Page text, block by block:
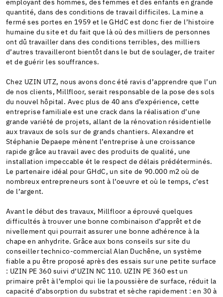
employant des hommes, des femmes et des enfants en grande
quantité, dans des conditions de travail difficiles. La mine a
fermé ses portes en 1959 et le GHdC est donc fier de l’histoire
humaine du site et du fait que là où des milliers de personnes
ont dû travailler dans des conditions terribles, des milliers
d’autres travailleront bientôt dans le but de soulager, de traiter
et de guérir les souffrances.
Chez UZIN UTZ, nous avons donc été ravis d’apprendre que l’un
de nos clients, Millfloor, serait responsable de la pose des sols
du nouvel hôpital. Avec plus de 40 ans d’expérience, cette
entreprise familiale est une crack dans la réalisation d’une
grande variété de projets, allant de la rénovation résidentielle
aux travaux de sols sur de grands chantiers. Alexandre et
Stéphanie Depaepe mènent l’entreprise à une croissance
rapide grâce au travail avec des produits de qualité, une
installation impeccable ét le respect de délais prédéterminés.
Le partenaire idéal pour GHdC, un site de 90.000 m2 où de
nombreux entrepreneurs sont à l’oeuvre et où le temps, c’est
de l’argent.
Avant le début des travaux, Millfloor a éprouvé quelques
difficultés à trouver une bonne combinaison d’apprêt et de
nivellement qui pourrait assurer une bonne adhérence à la
chape en anhydrite. Grâce aux bons conseils sur site du
conseiller technico-commercial Alan Duchêne, un système
fiable a pu être proposé après des essais sur une petite surface
: UZIN PE 360 suivi d’UZIN NC 110. UZIN PE 360 est un
primaire prêt à l’emploi qui lie la poussière de surface, réduit la
capacité d’absorption du substrat et sèche rapidement : en 30 à